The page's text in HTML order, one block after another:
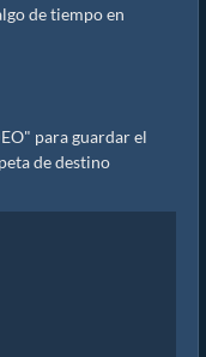
de tiempo en
para guardar el
de destino